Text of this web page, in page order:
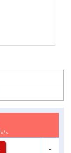
。
-